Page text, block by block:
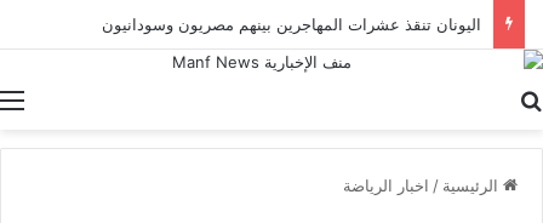
اليونان تنقذ عشرات المهاجرين بينهم مصريون وسودانيون
الرئيسية / اخبار الرياضة